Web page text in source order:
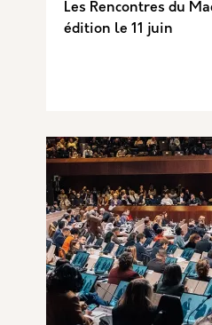
Les Rencontres du
édition le 11 juin